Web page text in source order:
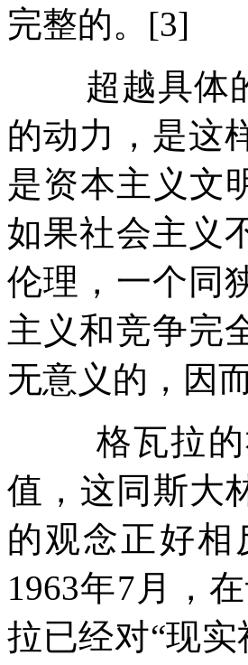
完整的。 [3]
超越具体
的动力，是这
是资本主义文
如果社会主义
伦理，一个同
主义和竞争完
无意义的，因
格瓦拉
值，这同斯大
的观念正好
1963年7 月，
拉已经对“现实